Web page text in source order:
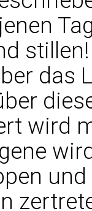
das
wird